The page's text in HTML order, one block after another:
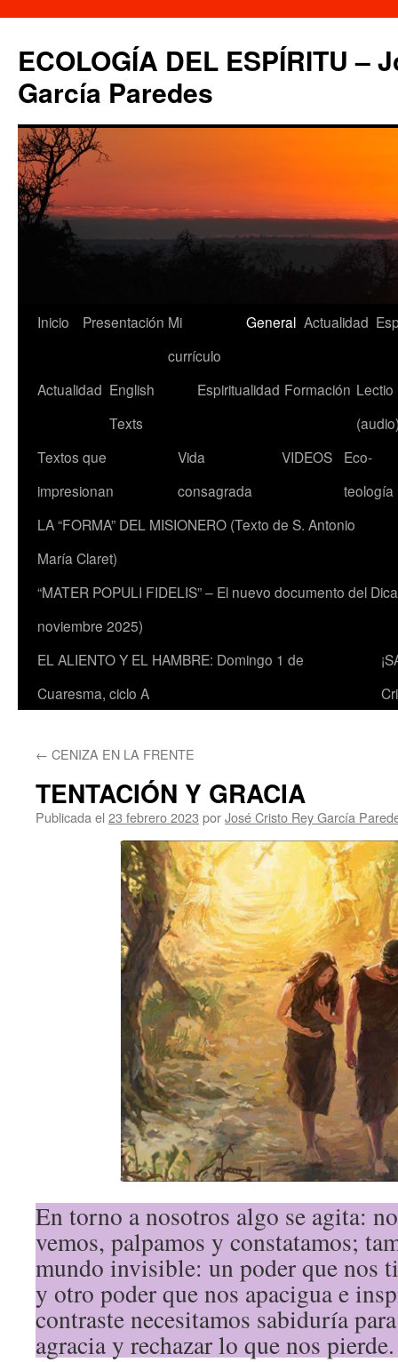
contenido
ECOLOGÍA DEL ESPÍRITU –
García Paredes
Inicio Presentación Mi
currículo
General Actualidad
Actualidad English
Texts
Espiritualidad Formación Lectio
Textos que
impresionan
Vida
consagrada
VIDEOS
Eco-
teología
LA “FORMA” DEL MISIONERO (Texto de S. Antonio
María Claret)
“MATER POPULI FIDELIS” – El nuevo documento del
noviembre 2025)
EL ALIENTO Y EL HAMBRE: Domingo 1 de
Cuaresma, ciclo A
← CENIZA EN LA FRENTE
TENTACIÓN Y GRACIA
Publicada el 23 febrero 2023 porJosé Cristo Rey García
En torno a nosotros algo se agita:
vemos, palpamos y constatamos;
mundo invisible: un poder que nos
y otro poder que nos apacigua e
contraste necesitamos sabiduría
agracia y rechazar lo que nos